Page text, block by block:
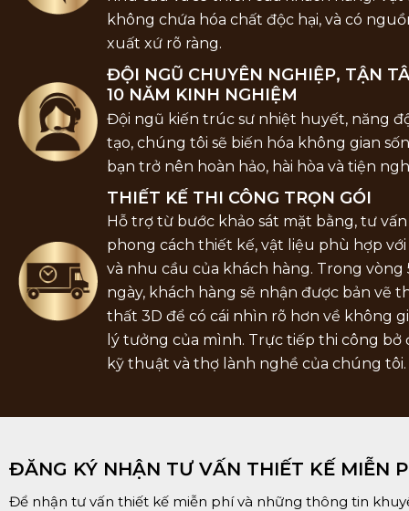
không chứa hóa chất độc hại, và có
xuất xứ rõ ràng.
ĐỘI NGŨ CHUYÊN NGHIỆP, TẬN
10 NĂM KINH NGHIỆM
Đội ngũ kiến trúc sư nhiệt huyết, năng
tạo, chúng tôi sẽ biến hóa không gian
bạn trở nên hoàn hảo, hài hòa và tiện
THIẾT KẾ THI CÔNG TRỌN GÓI
Hỗ trợ từ bước khảo sát mặt bằng, tư
phong cách thiết kế, vật liệu phù hợp
và nhu cầu của khách hàng. Trong vòng
ngày, khách hàng sẽ nhận được bản vẽ
thất 3D để có cái nhìn rõ hơn về không
lý tưởng của mình. Trực tiếp thi công bở
kỹ thuật và thợ lành nghề của chúng tôi.
ĐĂNG KÝ NHẬN TƯ VẤN THIẾT KẾ MIỄN
Để nhận tư vấn thiết kế miễn phí và những thông tin